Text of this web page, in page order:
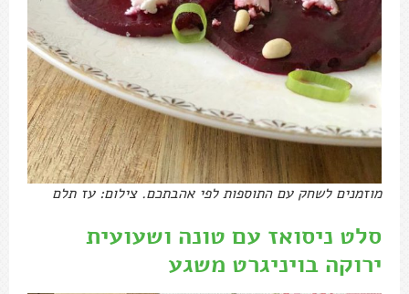
מוזמנים לשחק עם התוספות לפי אהבתכם. צילום: עז תלם
סלט ניסואז עם טונה ושעועית
ירוקה בויניגרט משגע